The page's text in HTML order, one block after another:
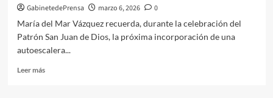
los
Down
de
Oro
GabinetedePrensa marzo 6, 2026
0
María del Mar Vázquez recuerda, durante la celebración del
Patrón San Juan de Dios, la próxima incorporación de una
autoescalera...
Leer másLeer